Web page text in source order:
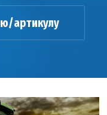
артикулу